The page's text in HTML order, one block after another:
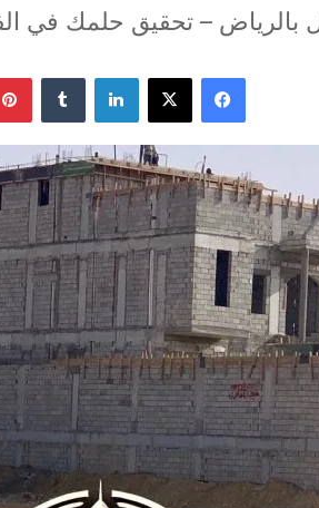
بالرياض – تحقيق حلمك في
فيسبوك ‫X لينكدإن